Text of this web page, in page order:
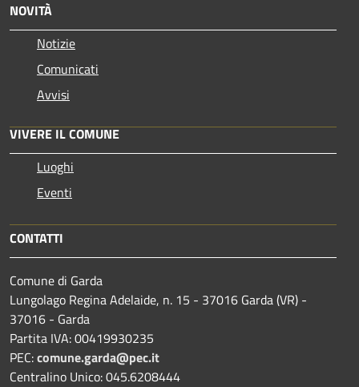
NOVITÀ
Notizie
Comunicati
Avvisi
VIVERE IL COMUNE
Luoghi
Eventi
CONTATTI
Comune di Garda
Lungolago Regina Adelaide, n. 15 - 37016 Garda (VR) -
37016 - Garda
Partita IVA: 00419930235
PEC:comune.garda@pec.it
Centralino Unico: 045.6208444